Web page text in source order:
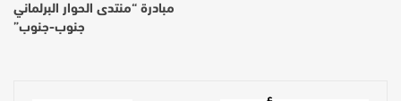
مبادرة “منتدى الحوار البرلماني
جنوب-جنوب”